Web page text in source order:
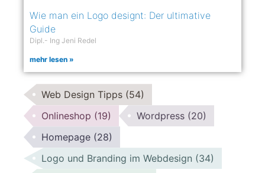
Wie man ein Logo designt: Der ultimative
Guide
Dipl.- Ing Jeni Redel
mehr lesen »
Web Design Tipps (54)
Onlineshop (19) Wordpress (20)
Homepage (28)
Logo und Branding im Webdesign (34)